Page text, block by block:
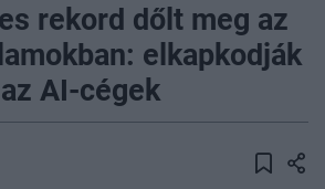
rekord dőlt meg az
elkapkodják
AI-cégek